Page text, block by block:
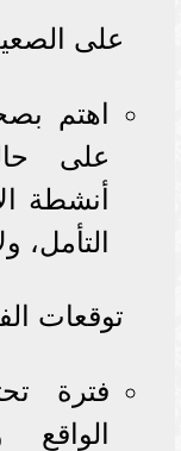
على
اهتم
على
أنشطة
التأمل،
توقعات
فترة